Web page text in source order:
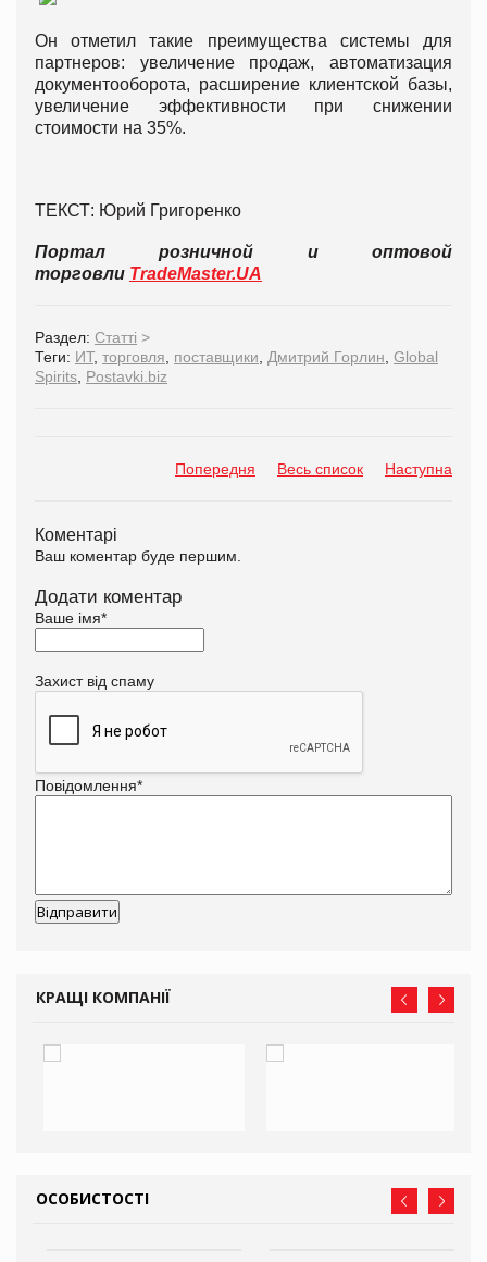
Он отметил такие преимущества системы для
партнеров: увеличение продаж, автоматизация
документооборота, расширение клиентской базы,
увеличение эффективности при снижении
стоимости на 35%.
ТЕКСТ: Юрий Григоренко
Портал розничной и оптовой
торговли TradeMaster.UA
Раздел: Статті >
Теги: ИТ, торговля, поставщики, Дмитрий Горлин, Global
Spirits, Postavki.biz
Попередня Весь список Наступна
Коментарі
Ваш коментар буде першим.
Додати коментар
Ваше імя*
Захист від спаму
Повідомлення*
КРАЩІ КОМПАНІЇ
ОСОБИСТОСТІ